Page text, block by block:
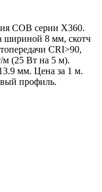
COB серии X360.
шириной 8 мм, скотч
CRI>90,
м (25 Вт на 5 м).
мм. Цена за 1 м.
профиль.